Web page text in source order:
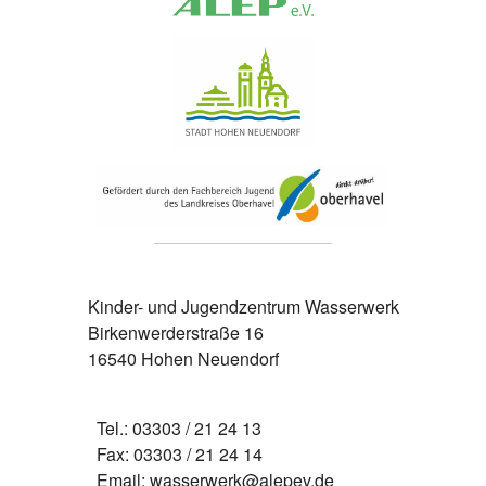
Kinder- und Jugendzentrum Wasserwerk
Birkenwerderstraße 16
16540 Hohen Neuendorf
Tel.: 03303 / 21 24 13
Fax: 03303 / 21 24 14
Email: wasserwerk@alepev.de